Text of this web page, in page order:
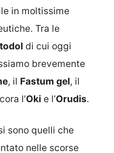
in moltissime
Tra le
di cui oggi
brevemente
, il Fastum gel, il
l’Oki e l’Orudis.
sono quelli che
nelle scorse